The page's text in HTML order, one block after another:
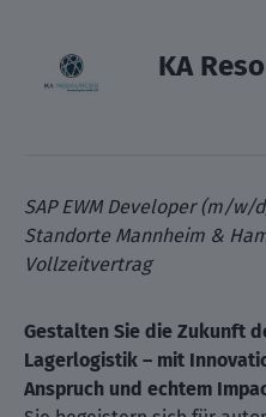
KA
SAP EWM Developer (m/
Standorte Mannheim &
Vollzeitvertrag
Gestalten Sie die Zukunft
Lagerlogistik – mit
Anspruch und echtem